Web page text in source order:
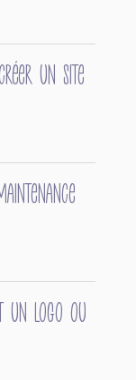
un site
un logo ou